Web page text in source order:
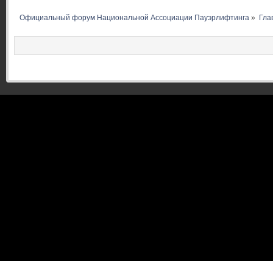
Официальный форум Национальной Ассоциации Пауэрлифтинга »